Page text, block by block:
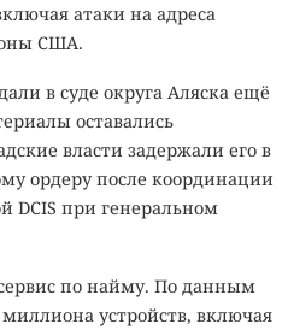
атаки на адреса
США.
в суде округа Аляска ещё
оставались
власти задержали его в
ордеру после координации
при генеральном
по найму. По данным
миллиона устройств, включая